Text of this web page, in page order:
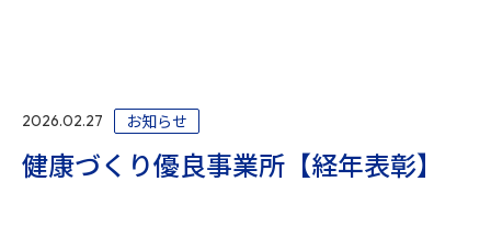
2026.02.27 お知らせ
健康づくり優良事業所【経年表彰】